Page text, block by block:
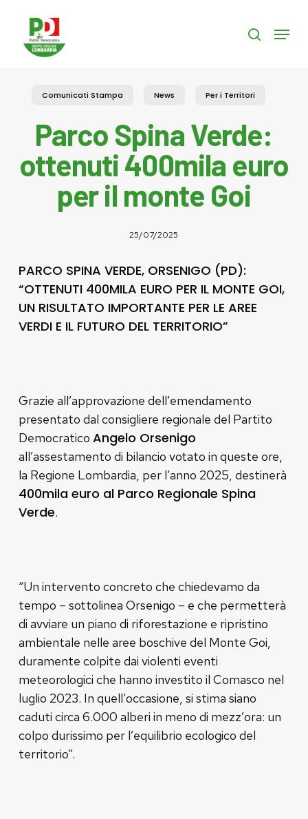
content
search
Menu
Comunicati Stampa News Per i Territori
Parco Spina Verde:
ottenuti 400mila euro
per il monte Goi
25/07/2025
PARCO SPINA VERDE, ORSENIGO (PD):
“OTTENUTI 400MILA EURO PER IL MONTE GOI,
UN RISULTATO IMPORTANTE PER LE AREE
VERDI E IL FUTURO DEL TERRITORIO”
Grazie all’approvazione dell’emendamento
presentato dal consigliere regionale del Partito
Democratico Angelo Orsenigo
all’assestamento di bilancio votato in queste ore,
la Regione Lombardia, per l’anno 2025, destinerà
400mila euro al Parco Regionale Spina
Verde.
“Un intervento concreto che chiedevamo da
tempo – sottolinea Orsenigo – e che permetterà
di avviare un piano di riforestazione e ripristino
ambientale nelle aree boschive del Monte Goi,
duramente colpite dai violenti eventi
meteorologici che hanno investito il Comasco nel
luglio 2023. In quell’occasione, si stima siano
caduti circa 6.000 alberi in meno di mezz’ora: un
colpo durissimo per l’equilibrio ecologico del
territorio”.